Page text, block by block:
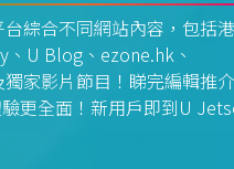
綜合不同網站內容，包括
U Blog、ezone.hk、
家影片節目！睇完編輯推
更全面！新用戶即到U